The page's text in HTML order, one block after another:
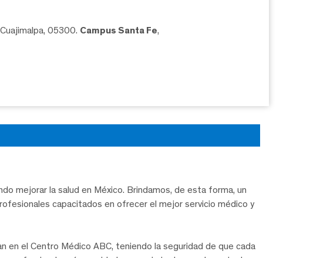
05300. Campus Santa Fe,
mejorar la salud en México. Brindamos, de esta forma, un
capacitados en ofrecer el mejor servicio médico y
el Centro Médico ABC, teniendo la seguridad de que cada